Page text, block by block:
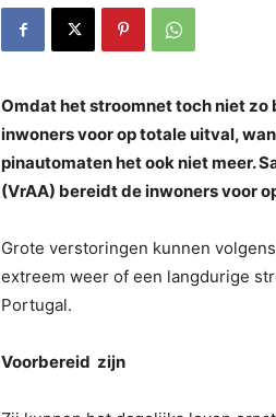
Omdat het stroomnet toch niet
inwoners voor op totale uitval,
pinautomaten het ook niet meer.
(VrAA) bereidt de inwoners voor
Grote verstoringen kunnen
extreem weer of een langdurige
Portugal.
Voorbereid zijn